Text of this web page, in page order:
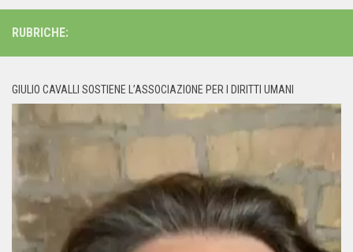
RUBRICHE:
GIULIO CAVALLI SOSTIENE L’ASSOCIAZIONE PER I DIRITTI UMANI
Player